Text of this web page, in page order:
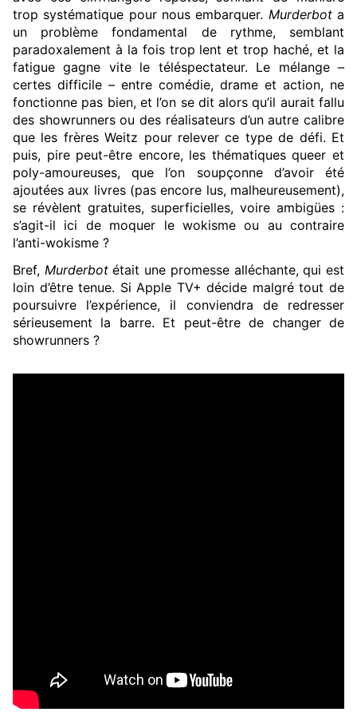
trop systématique pour nous embarquer. Murderbota
un problème fondamental de rythme, semblant
paradoxalement à la fois trop lent et trop haché, et la
fatigue gagne vite le téléspectateur. Le mélange –
certes difficile – entre comédie, drame et action, ne
fonctionne pas bien, et l’on se dit alors qu’il aurait fallu
des showrunners ou des réalisateurs d’un autre calibre
que les frères Weitz pour relever ce type de défi. Et
puis, pire peut-être encore, les thématiques queer et
poly-amoureuses, que l’on soupçonne d’avoir été
ajoutées aux livres (pas encore lus, malheureusement),
se révèlent gratuites, superficielles, voire ambigües :
s’agit-il ici de moquer le wokisme ou au contraire
l’anti-wokisme ?
Bref, Murderbot était une promesse alléchante, qui est
loin d’être tenue. Si Apple TV+ décide malgré tout de
poursuivre l’expérience, il conviendra de redresser
sérieusement la barre. Et peut-être de changer de
showrunners ?